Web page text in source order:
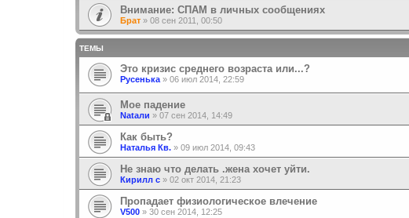
Внимание: СПАМ в личных сообщениях
Брат » 08 сен 2011, 00:50
ТЕМЫ
Это кризис среднего возраста или...?
Русенька » 06 июл 2014, 22:59
Мое падение
Nataли » 07 сен 2014, 14:49
Как быть?
Наталья Кв. » 09 июл 2014, 09:43
Не знаю что делать .жена хочет уйти.
Кирилл с » 02 окт 2014, 21:23
Пропадает физиологическое влечение
V500 » 30 сен 2014, 12:25